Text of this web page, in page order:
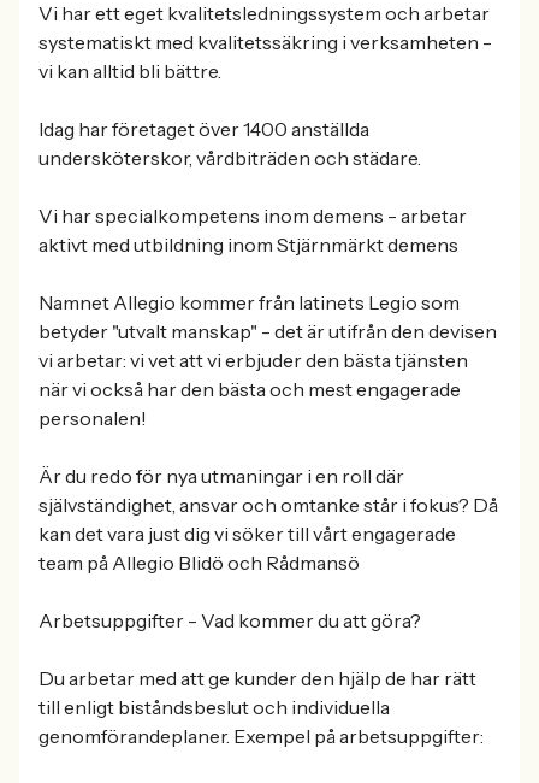
Vi har ett eget kvalitetsledningssystem och arbetar
systematiskt med kvalitetssäkring i verksamheten -
vi kan alltid bli bättre.
Idag har företaget över 1400 anställda
undersköterskor, vårdbiträden och städare.
Vi har specialkompetens inom demens - arbetar
aktivt med utbildning inom Stjärnmärkt demens
Namnet Allegio kommer från latinets Legio som
betyder "utvalt manskap" - det är utifrån den devisen
vi arbetar: vi vet att vi erbjuder den bästa tjänsten
när vi också har den bästa och mest engagerade
personalen!
Är du redo för nya utmaningar i en roll där
självständighet, ansvar och omtanke står i fokus? Då
kan det vara just dig vi söker till vårt engagerade
team på Allegio Blidö och Rådmansö
Arbetsuppgifter - Vad kommer du att göra?
Du arbetar med att ge kunder den hjälp de har rätt
till enligt biståndsbeslut och individuella
genomförandeplaner. Exempel på arbetsuppgifter: